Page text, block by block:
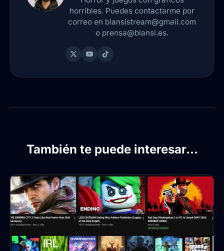
horribles. Puedes contactarme por
correo en blansistream@gmail.com
o prensa@blansi.es.
También te puede interesar...